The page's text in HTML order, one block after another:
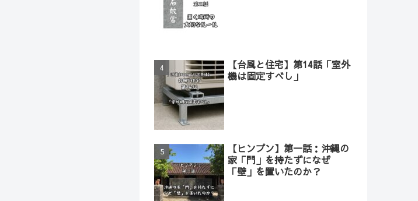
【台風と住宅】第14話「室外
機は固定すべし」
【ヒンプン】第一話：沖縄の
家「門」を持たずになぜ
「壁」を置いたのか？